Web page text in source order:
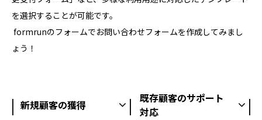
を選択することが可能です。
ょう！
新規顧客の獲得
既存顧客のサポート
対応